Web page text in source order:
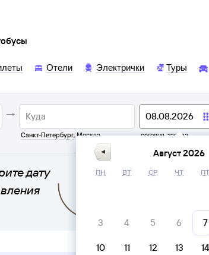
Отели Электрички Туры
Санкт-Петербург, Москва сегодня, завтра
дату
Август 2026
ПН ВТ СР ЧТ ПТ
3 4 5 6 7
10 11 12 13 14